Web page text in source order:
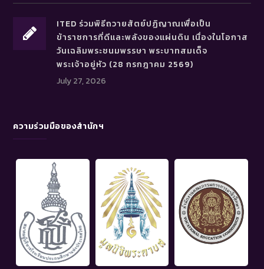
ITED ร่วมพิธีถวายสัตย์ปฏิญาณเพื่อเป็น
ข้าราชการที่ดีและพลังของแผ่นดิน เนื่องในโอกาส
วันเฉลิมพระชนมพรรษา พระบาทสมเด็จ
พระเจ้าอยู่หัว (28 กรกฎาคม 2569)
July 27, 2026
ความร่วมมือของสำนักฯ